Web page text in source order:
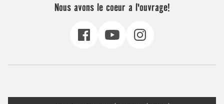
Nous avons le coeur a l'ouvrage!